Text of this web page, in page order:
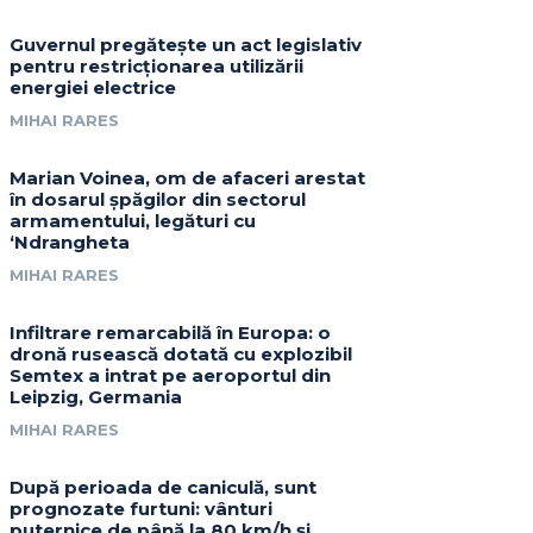
Guvernul pregătește un act legislativ
pentru restricționarea utilizării
energiei electrice
MIHAI RARES
Marian Voinea, om de afaceri arestat
în dosarul șpăgilor din sectorul
armamentului, legături cu
‘Ndrangheta
MIHAI RARES
Infiltrare remarcabilă în Europa: o
dronă rusească dotată cu explozibil
Semtex a intrat pe aeroportul din
Leipzig, Germania
MIHAI RARES
După perioada de caniculă, sunt
prognozate furtuni: vânturi